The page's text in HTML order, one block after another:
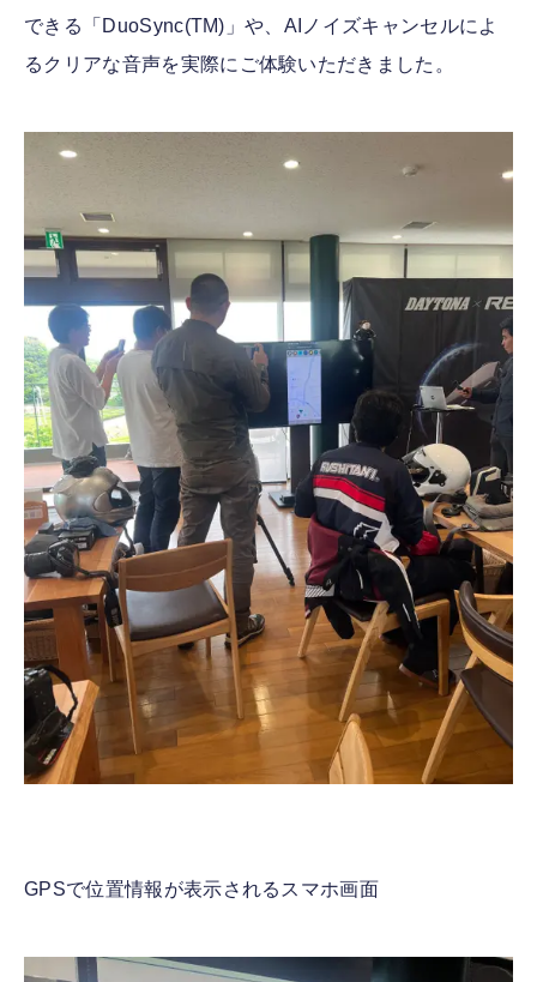
できる「DuoSync(TM)」や、AIノイズキャンセルによ
るクリアな音声を実際にご体験いただきました。
GPSで位置情報が表示されるスマホ画面